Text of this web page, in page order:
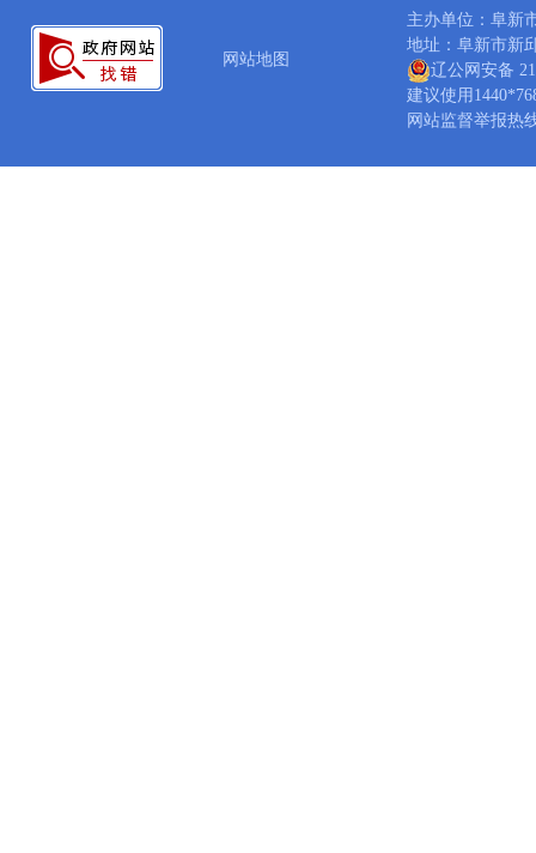
网站地图
主办单位：阜
地址：阜新市
辽公网安备
建议使用
网站监督举报热